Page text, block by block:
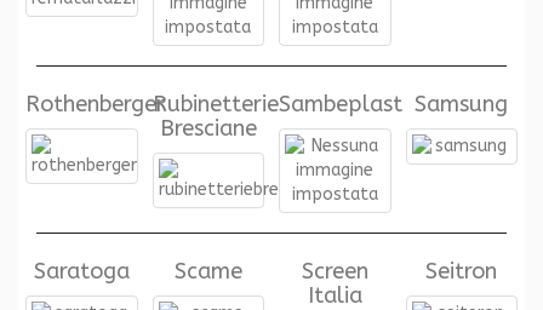
RothenbergerRubinetterie
Bresciane
Sambeplast Samsung
Saratoga Scame
Screen
Italia
Seitron